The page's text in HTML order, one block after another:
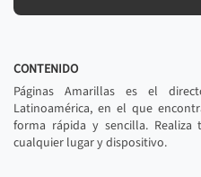
CONTENIDO
Páginas Amarillas es el
Latinoamérica, en el que
forma rápida y sencilla. Realiza
cualquier lugar y dispositivo.